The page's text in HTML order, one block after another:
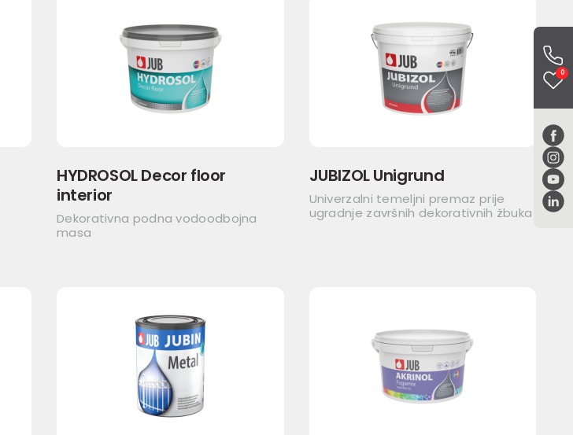
0
HYDROSOL Decor floor
interior
Dekorativna podna vodoodbojna
masa
JUBIZOL Unigrund
Univerzalni temeljni premaz prije
ugradnje završnih dekorativnih žbuka